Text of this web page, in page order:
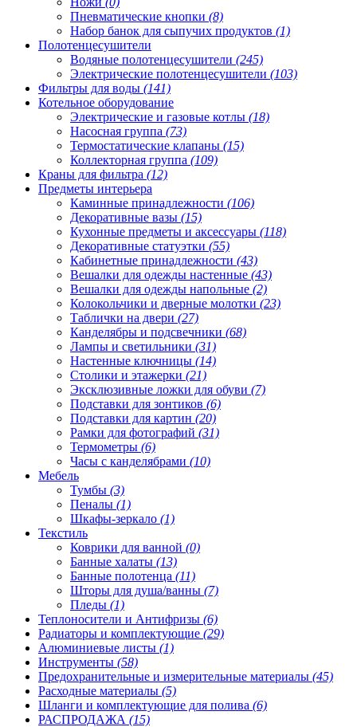
Пневматические кнопки (8)
Набор банок для сыпучих продуктов (1)
Полотенцесушители
Водяные полотенцесушители (245)
Электрические полотенцесушители (103)
Фильтры для воды (141)
Котельное оборудование
Электрические и газовые котлы (18)
Насосная группа (73)
Термостатические клапаны (15)
Коллекторная группа (109)
Краны для фильтра (12)
Предметы интерьера
Каминные принадлежности (106)
Декоративные вазы (15)
Кухонные предметы и аксессуары (118)
Декоративные статуэтки (55)
Кабинетные принадлежности (43)
Вешалки для одежды настенные (43)
Вешалки для одежды напольные (2)
Колокольчики и дверные молотки (23)
Таблички на двери (27)
Канделябры и подсвечники (68)
Лампы и светильники (31)
Настенные ключницы (14)
Столики и этажерки (21)
Эксклюзивные ложки для обуви (7)
Подставки для зонтиков (6)
Подставки для картин (20)
Рамки для фотографий (31)
Термометры (6)
Часы с канделябрами (10)
Мебель
Тумбы (3)
Пеналы (1)
Шкафы-зеркало (1)
Текстиль
Коврики для ванной (0)
Банные халаты (13)
Банные полотенца (11)
Шторы для душа/ванны (7)
Пледы (1)
Теплоносители и Антифризы (6)
Радиаторы и комплектующие (29)
Алюминиевые листы (1)
Инструменты (58)
Предохранительные и измерительные материалы (45)
Расходные материалы (5)
Шланги и комплектующие для полива (6)
РАСПРОДАЖА (15)